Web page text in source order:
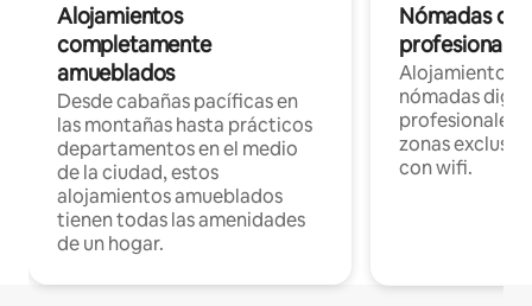
Alojamientos
completamente
amueblados
Desde cabañas pacíficas en
las montañas hasta prácticos
departamentos en el medio
de la ciudad, estos
alojamientos amueblados
tienen todas las amenidades
de un hogar.
Nómadas
Alojamientos
nómadas
profesionales
zonas
con wifi.